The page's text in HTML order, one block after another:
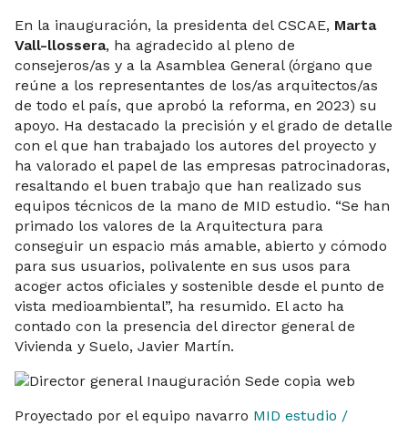
En la inauguración, la presidenta del CSCAE, Marta
Vall-llossera, ha agradecido al pleno de
consejeros/as y a la Asamblea General (órgano que
reúne a los representantes de los/as arquitectos/as
de todo el país, que aprobó la reforma, en 2023) su
apoyo. Ha destacado la precisión y el grado de detalle
con el que han trabajado los autores del proyecto y
ha valorado el papel de las empresas patrocinadoras,
resaltando el buen trabajo que han realizado sus
equipos técnicos de la mano de MID estudio. “Se han
primado los valores de la Arquitectura para
conseguir un espacio más amable, abierto y cómodo
para sus usuarios, polivalente en sus usos para
acoger actos oficiales y sostenible desde el punto de
vista medioambiental”, ha resumido. El acto ha
contado con la presencia del director general de
Vivienda y Suelo, Javier Martín.
Proyectado por el equipo navarro MID estudio /